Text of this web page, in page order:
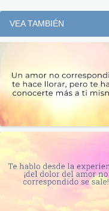
VEA TAMBIÉN